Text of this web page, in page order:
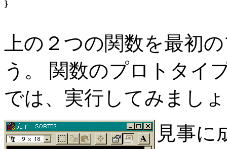
上の２つの関数を最初
う。 関数のプロトタイ
では、実行してみまし
見事に